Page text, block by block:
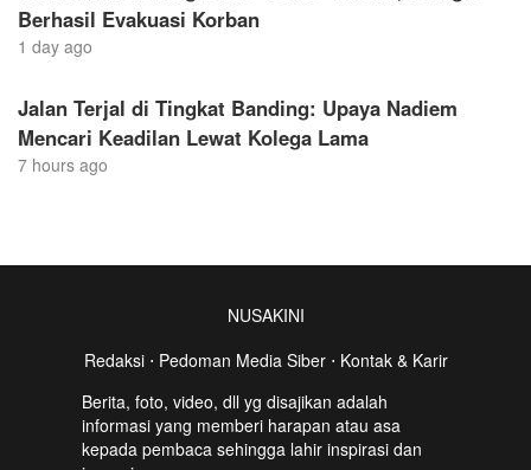
Berhasil Evakuasi Korban
1 day ago
Jalan Terjal di Tingkat Banding: Upaya Nadiem
Mencari Keadilan Lewat Kolega Lama
7 hours ago
NUSAKINI
Redaksi⋅ Pedoman Media Siber⋅ Kontak & Karir
Berita, foto, video, dll yg disajikan adalah
informasi yang memberi harapan atau asa
kepada pembaca sehingga lahir inspirasi dan